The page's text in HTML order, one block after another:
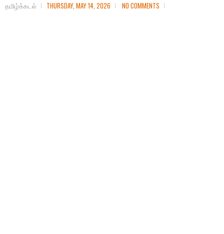
தமிழ்க்கடல் THURSDAY, MAY 14, 2026 NO COMMENTS